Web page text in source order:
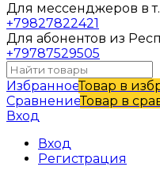
Для мессенджеров в
+79827822421
Для абонентов из
+79787529505
ИзбранноеТовар в
СравнениеТовар в
Вход
Вход
Регистрация